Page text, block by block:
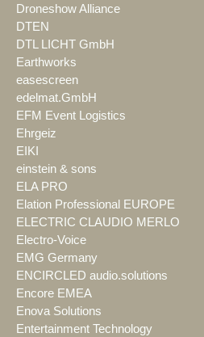
Droneshow Alliance
DTEN
DTL LICHT GmbH
Earthworks
easescreen
edelmat.GmbH
EFM Event Logistics
Ehrgeiz
EIKI
einstein & sons
ELA PRO
Elation Professional EUROPE
ELECTRIC CLAUDIO MERLO
Electro-Voice
EMG Germany
ENCIRCLED audio.solutions
Encore EMEA
Enova Solutions
Entertainment Technology